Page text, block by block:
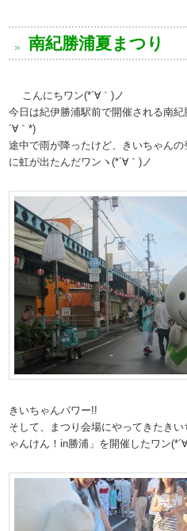
南紀勝浦夏まつり
こんにちワン(*´∀｀)ノ
今日は紀伊勝浦駅前で開催される南
´∀｀*)
途中で雨が降ったけど、きいちゃん
に虹が出たんだワンヽ(*´∀｀)ノ
きいちゃんパワー!!
そして、まつり会場にやってきたき
ゃんけん！in勝浦」を開催したワン